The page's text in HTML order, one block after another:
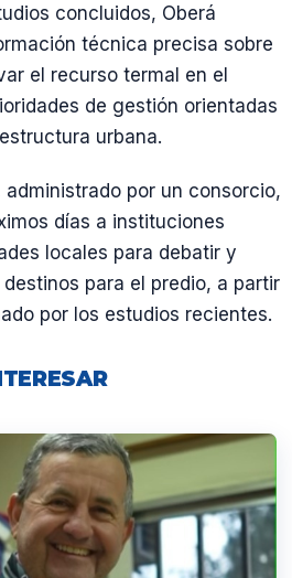
concluidos, Oberá
técnica precisa sobre
el recurso termal en el
de gestión orientadas
urbana.
administrado por un consorcio,
días a instituciones
locales para debatir y
para el predio, a partir
por los estudios recientes.